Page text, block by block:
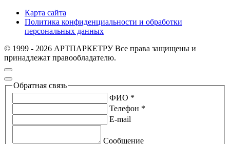
Карта сайта
Политика конфиденциальности и обработки
персональных данных
© 1999 - 2026 АРТПАРКЕТРУ Все права защищены и
принадлежат правообладателю.
Обратная связь
ФИО *
Телефон *
E-mail
Сообщение